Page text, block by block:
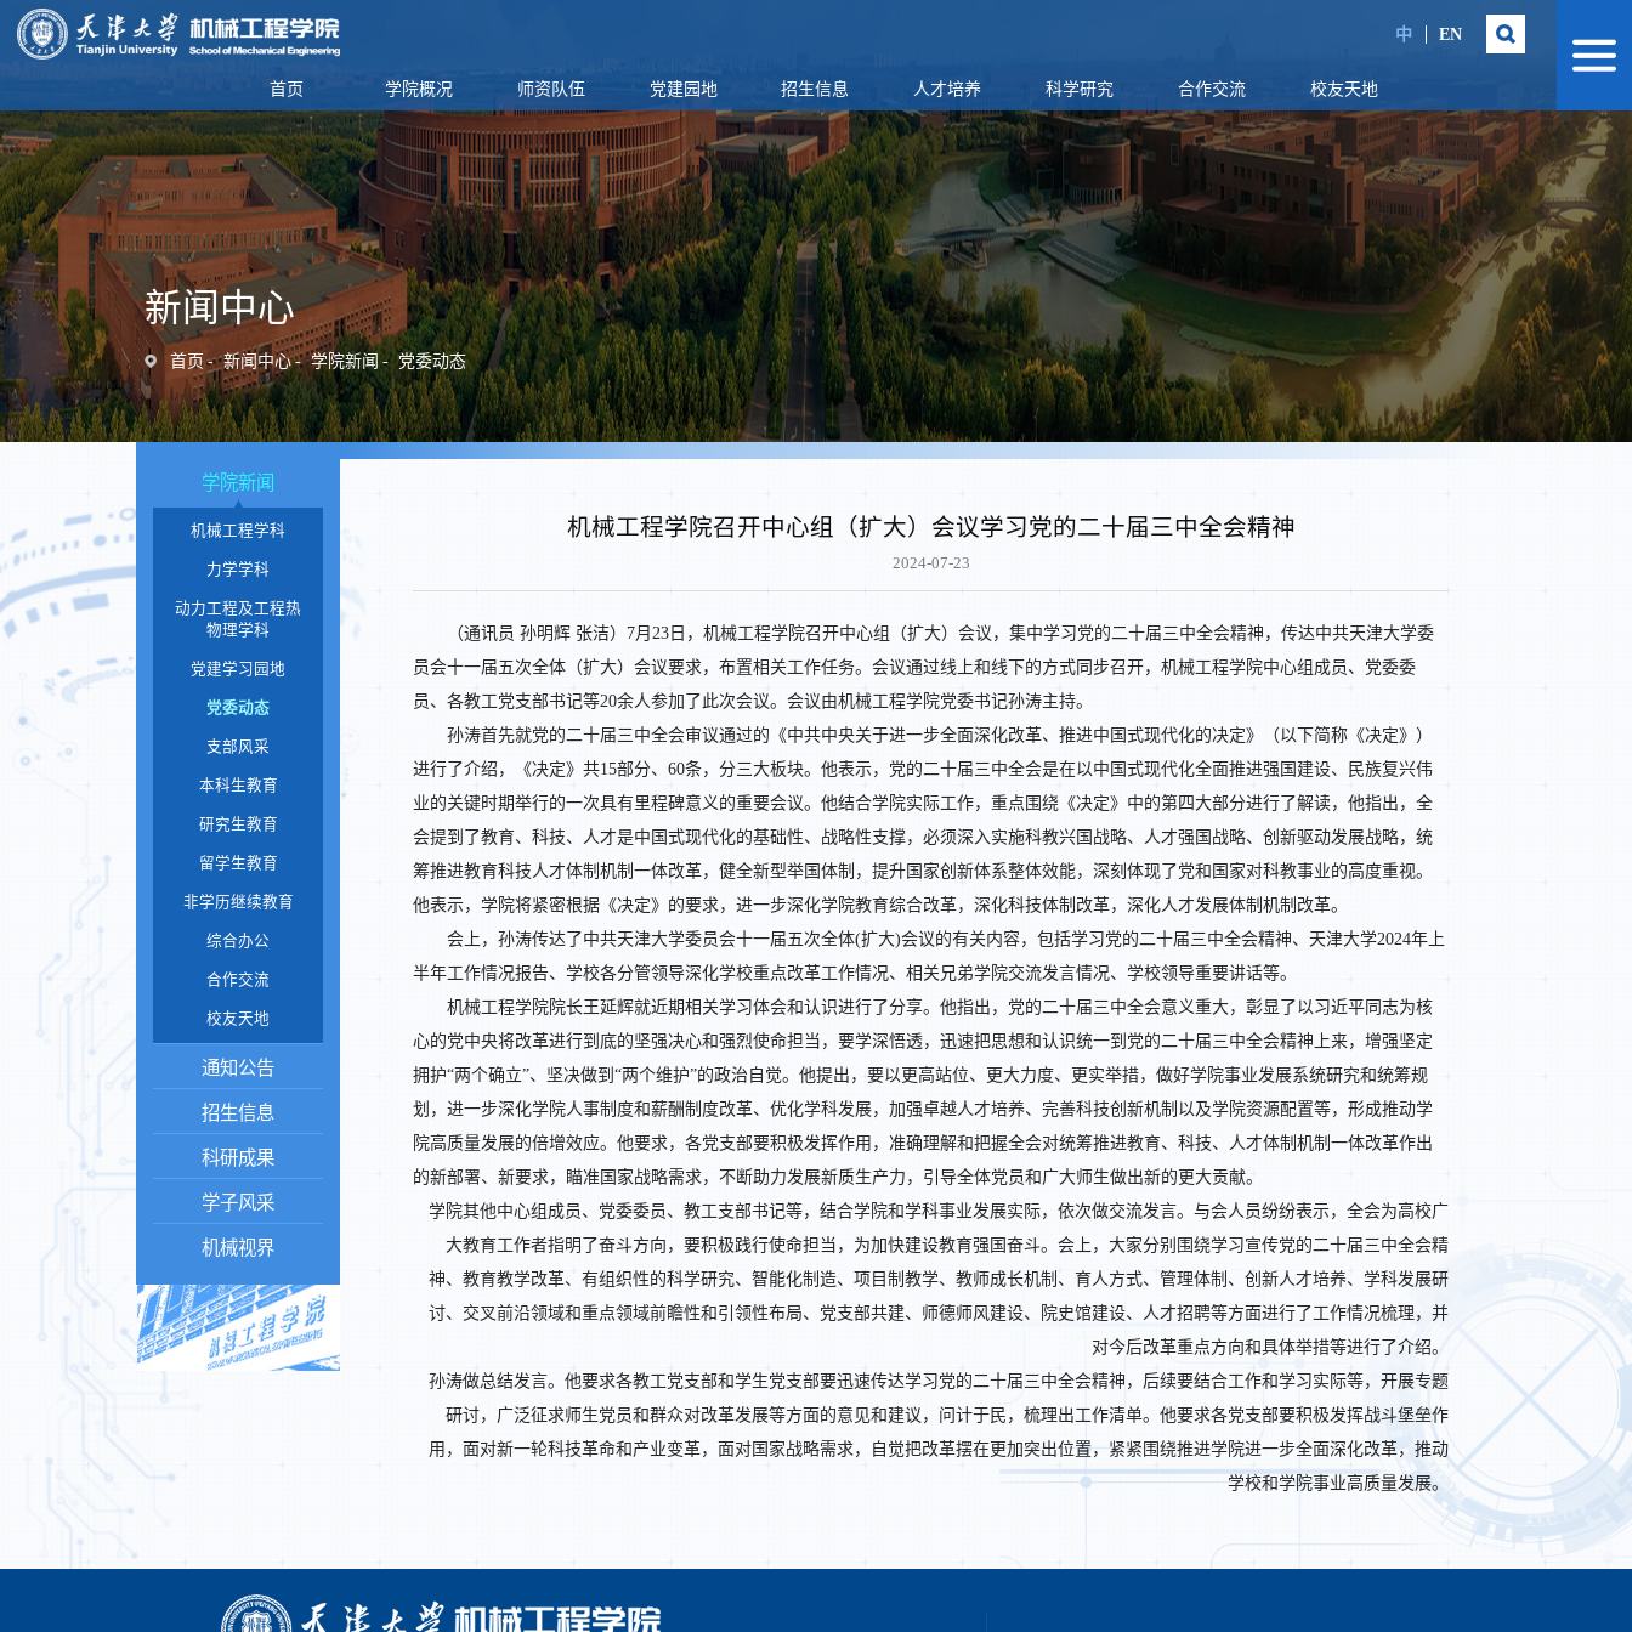
中 EN
首页 学院概况 师资队伍 党建园地 招生信息 人才培养 科学研究 合作交流 校友天地
新闻中心
首页 新闻中心 学院新闻 党委动态
机械工程学院召开中心组（扩大）会议学习党的二十届三中全会精神
2024-07-23
（通讯员 孙明辉 张洁）7月23日，机械工程学院召开中心组（扩大）会议，集中学习党的二十届三中全会精神，传达中共天津大学委
员会十一届五次全体（扩大）会议要求，布置相关工作任务。会议通过线上和线下的方式同步召开，机械工程学院中心组成员、党委委
员、各教工党支部书记等20余人参加了此次会议。会议由机械工程学院党委书记孙涛主持。
孙涛首先就党的二十届三中全会审议通过的《中共中央关于进一步全面深化改革、推进中国式现代化的决定》（以下简称《决定》）
进行了介绍，《决定》共15部分、60条，分三大板块。他表示，党的二十届三中全会是在以中国式现代化全面推进强国建设、民族复兴伟
业的关键时期举行的一次具有里程碑意义的重要会议。他结合学院实际工作，重点围绕《决定》中的第四大部分进行了解读，他指出，全
会提到了教育、科技、人才是中国式现代化的基础性、战略性支撑，必须深入实施科教兴国战略、人才强国战略、创新驱动发展战略，统
筹推进教育科技人才体制机制一体改革，健全新型举国体制，提升国家创新体系整体效能，深刻体现了党和国家对科教事业的高度重视。
他表示，学院将紧密根据《决定》的要求，进一步深化学院教育综合改革，深化科技体制改革，深化人才发展体制机制改革。
会上，孙涛传达了中共天津大学委员会十一届五次全体(扩大)会议的有关内容，包括学习党的二十届三中全会精神、天津大学2024年上
半年工作情况报告、学校各分管领导深化学校重点改革工作情况、相关兄弟学院交流发言情况、学校领导重要讲话等。
机械工程学院院长王延辉就近期相关学习体会和认识进行了分享。他指出，党的二十届三中全会意义重大，彰显了以习近平同志为核
心的党中央将改革进行到底的坚强决心和强烈使命担当，要学深悟透，迅速把思想和认识统一到党的二十届三中全会精神上来，增强坚定
拥护“两个确立”、坚决做到“两个维护”的政治自觉。他提出，要以更高站位、更大力度、更实举措，做好学院事业发展系统研究和统筹规
划，进一步深化学院人事制度和薪酬制度改革、优化学科发展，加强卓越人才培养、完善科技创新机制以及学院资源配置等，形成推动学
院高质量发展的倍增效应。他要求，各党支部要积极发挥作用，准确理解和把握全会对统筹推进教育、科技、人才体制机制一体改革作出
的新部署、新要求，瞄准国家战略需求，不断助力发展新质生产力，引导全体党员和广大师生做出新的更大贡献。
学院其他中心组成员、党委委员、教工支部书记等，结合学院和学科事业发展实际，依次做交流发言。与会人员纷纷表示，全会为高校广
大教育工作者指明了奋斗方向，要积极践行使命担当，为加快建设教育强国奋斗。会上，大家分别围绕学习宣传党的二十届三中全会精
神、教育教学改革、有组织性的科学研究、智能化制造、项目制教学、教师成长机制、育人方式、管理体制、创新人才培养、学科发展研
讨、交叉前沿领域和重点领域前瞻性和引领性布局、党支部共建、师德师风建设、院史馆建设、人才招聘等方面进行了工作情况梳理，并
对今后改革重点方向和具体举措等进行了介绍。
孙涛做总结发言。他要求各教工党支部和学生党支部要迅速传达学习党的二十届三中全会精神，后续要结合工作和学习实际等，开展专题
研讨，广泛征求师生党员和群众对改革发展等方面的意见和建议，问计于民，梳理出工作清单。他要求各党支部要积极发挥战斗堡垒作
用，面对新一轮科技革命和产业变革，面对国家战略需求，自觉把改革摆在更加突出位置，紧紧围绕推进学院进一步全面深化改革，推动
学校和学院事业高质量发展。
学院新闻
机械工程学科
力学学科
动力工程及工程热
物理学科
党建学习园地
党委动态
支部风采
本科生教育
研究生教育
留学生教育
非学历继续教育
综合办公
合作交流
校友天地
通知公告
招生信息
科研成果
学子风采
机械视界